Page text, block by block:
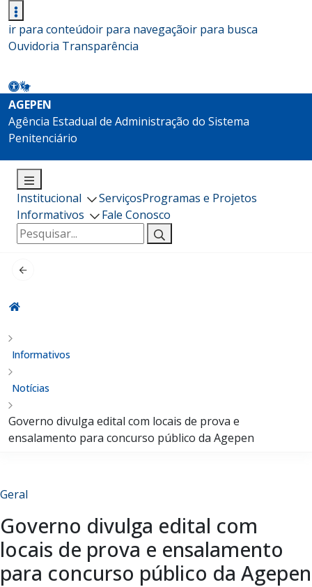
ir para conteúdoir para navegaçãoir para busca
Ouvidoria Transparência
AGEPEN
Agência Estadual de Administração do Sistema
Penitenciário
Institucional ServiçosProgramas e Projetos
Informativos
Fale Conosco
Pesquisar
por:
Informativos
Notícias
Governo divulga edital com locais de prova e
ensalamento para concurso público da Agepen
Geral
Governo divulga edital com
locais de prova e ensalamento
para concurso público da Agepen